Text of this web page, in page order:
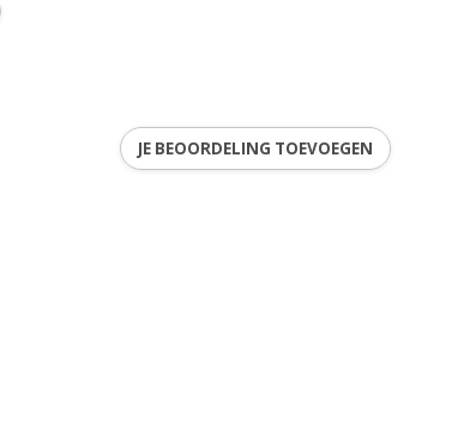
JE BEOORDELING TOEVOEGEN